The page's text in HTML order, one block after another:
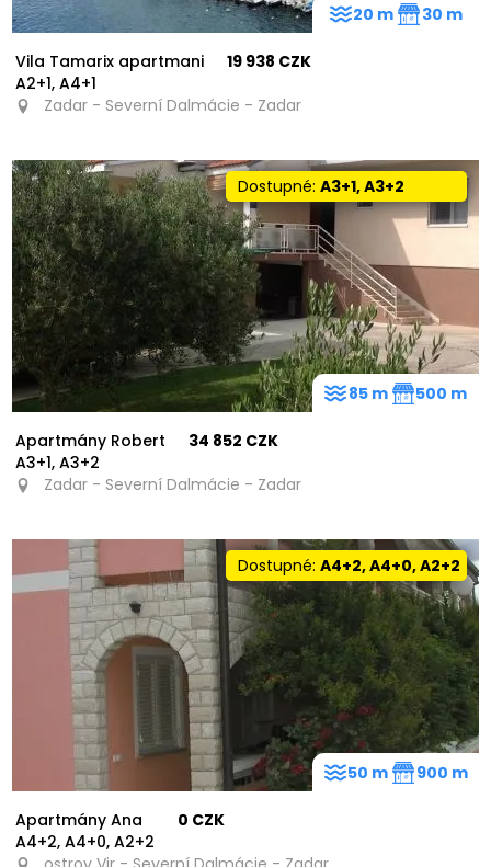
Vila Tamarix apartmani
A2+1, A4+1
19 938 CZK
Zadar - Severní Dalmácie - Zadar
20 m 30 m
Dostupné:A3+1, A3+2
Apartmány Robert
A3+1, A3+2
34 852 CZK
Zadar - Severní Dalmácie - Zadar
85 m 500 m
Dostupné:A4+2, A4+0, A2+2
Apartmány Ana
A4+2, A4+0, A2+2
0 CZK
50 m 900 m